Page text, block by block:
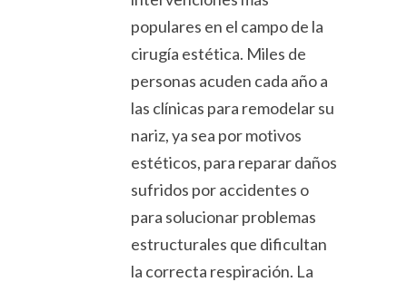
populares en el campo de la
cirugía estética. Miles de
personas acuden cada año a
las clínicas para remodelar su
nariz, ya sea por motivos
estéticos, para reparar daños
sufridos por accidentes o
para solucionar problemas
estructurales que dificultan
la correcta respiración. La